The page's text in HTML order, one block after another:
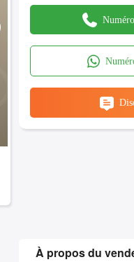
À propos du